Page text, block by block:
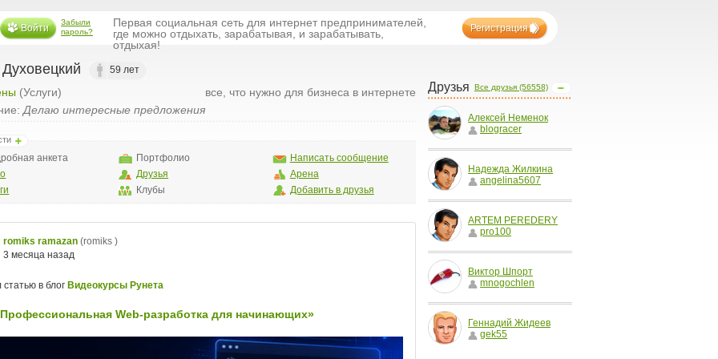
Войти
Забыли
пароль?
Первая социальная сеть для интернет предпринимателей,
где можно отдыхать, зарабатывая, и зарабатывать,
отдыхая!
Регистрация
Все друзья (56558)
Друзья
Алексей Неменок
blogracer
Надежда Жилкина
angelina5607
ARTEM PEREDERY
pro100
Виктор Шпорт
mnogochlen
Геннадий Жидеев
gek55
59 лет
(Услуги)
все, что нужно для бизнеса в интернете
Делаю интересные предложения
анкета
Портфолио
Друзья
Клубы
Написать сообщение
Арена
Добавить в друзья